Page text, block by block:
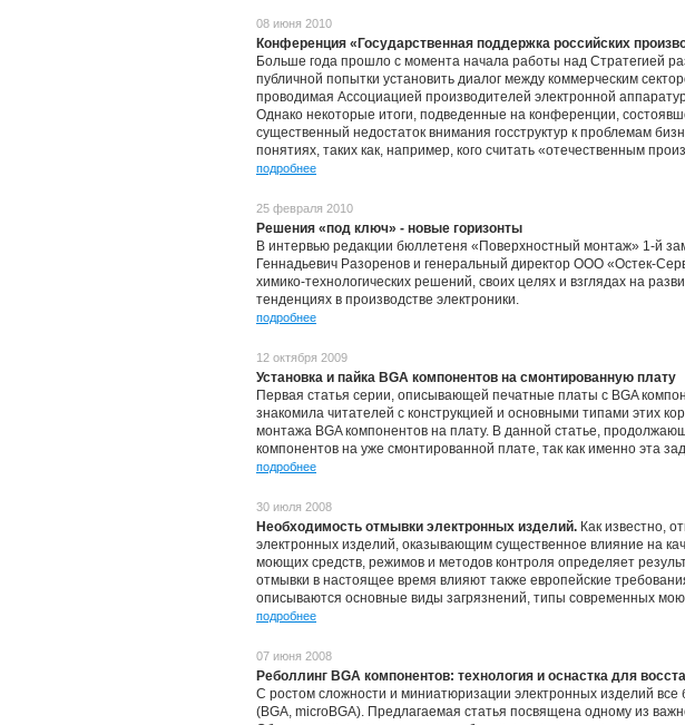
08 июня 2010
Конференция «Государственная поддержка российских
Больше года прошло с момента начала работы над Стратегией
публичной попытки установить диалог между коммерческим
проводимая Ассоциацией производителей электронной
Однако некоторые итоги, подведенные на конференции,
существенный недостаток внимания госструктур к проблемам
понятиях, таких как, например, кого считать «отечественным
подробнее
25 февраля 2010
Решения «под ключ» - новые горизонты
В интервью редакции бюллетеня «Поверхностный монтаж» 1-й
Геннадьевич Разоренов и генеральный директор ООО «Остек-
химико-технологических решений, своих целях и взглядах на
тенденциях в производстве электроники.
подробнее
12 октября 2009
Установка и пайка BGA компонентов на смонтированную плату
Первая статья серии, описывающей печатные платы с BGA
знакомила читателей с конструкцией и основными типами этих
монтажа BGA компонентов на плату. В данной статье,
компонентов на уже смонтированной плате, так как именно эта
подробнее
30 июля 2008
Необходимость отмывки электронных изделий. Как известно,
электронных изделий, оказывающим существенное влияние на
моющих средств, режимов и методов контроля определяет
отмывки в настоящее время влияют также европейские
описываются основные виды загрязнений, типы современных
подробнее
07 июня 2008
Реболлинг BGA компонентов: технология и оснастка для
С ростом сложности и миниатюризации электронных изделий
(BGA, microBGA). Предлагаемая статья посвящена одному из